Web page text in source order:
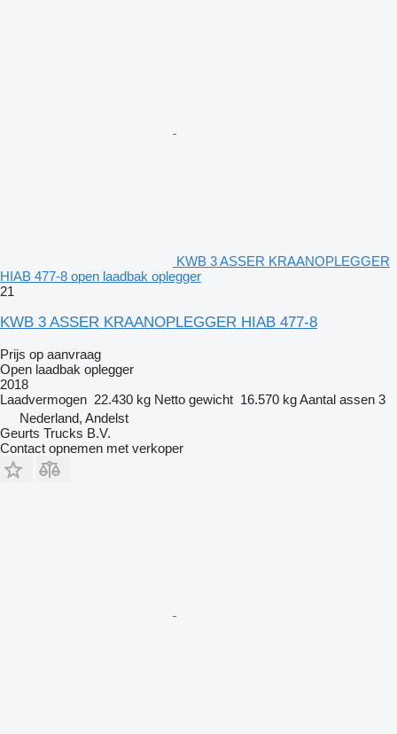
KWB 3 ASSER KRAANOPLEGGER
HIAB 477-8 open laadbak oplegger
21
KWB 3 ASSER KRAANOPLEGGER HIAB 477-8
Prijs op aanvraag
Open laadbak oplegger
2018
Laadvermogen 22.430 kg Netto gewicht 16.570 kgAantal assen 3
Nederland, Andelst
Geurts Trucks B.V.
Contact opnemen met verkoper